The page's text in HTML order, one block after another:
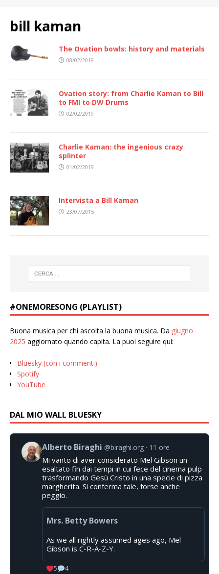
bill kaman
The Ovation bowls: history and materials
08/02/2019
Ovation story: from Charlie Kaman to Bill
to FMI to DW Drums
02/02/2019
Charlie Kaman: the ingenious crazy
splinter
01/02/2019
Intervista a Bill Kaman
23/07/2015
#ONEMORESONG (PLAYLIST)
Buona musica per chi ascolta la buona musica. Da giugno
2025 aggiornato quando capita. La puoi seguire qui:
Bluesky (con i commenti)
Spotify
YouTube
DAL MIO WALL BLUESKY
Alberto Biraghi @biraghi.org 11 ore
Mi vanto di aver considerato Mel Gibson un
esaltato fin dai tempi in cui fece del cinema pulp
trasformando Gesù Cristo in una specie di pizza
margherita. Si conferma tale, forse anche
peggio.
Mrs. Betty Bowers
As we all rightly assumed ages ago, Mel
Gibson is C-R-A-Z-Y.
5 4